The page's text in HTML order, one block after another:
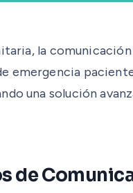
la
emergencia
una solución
de